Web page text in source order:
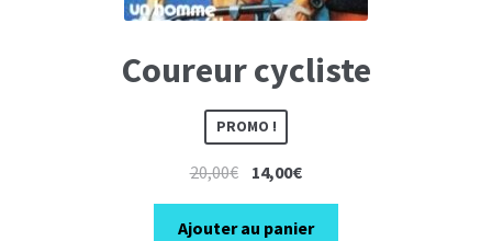
Coureur cycliste
PROMO !
20,00€ Le
prix
initial
14,00€Le
prix
actuel
Ajouter au panier